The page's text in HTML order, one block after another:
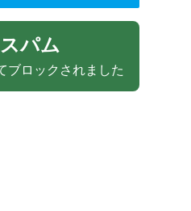
パム
ブロックされました